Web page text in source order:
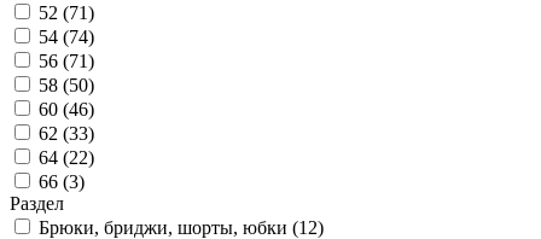
52 (71)
54 (74)
56 (71)
58 (50)
60 (46)
62 (33)
64 (22)
66 (3)
Раздел
Брюки, бриджи, шорты, юбки (12)